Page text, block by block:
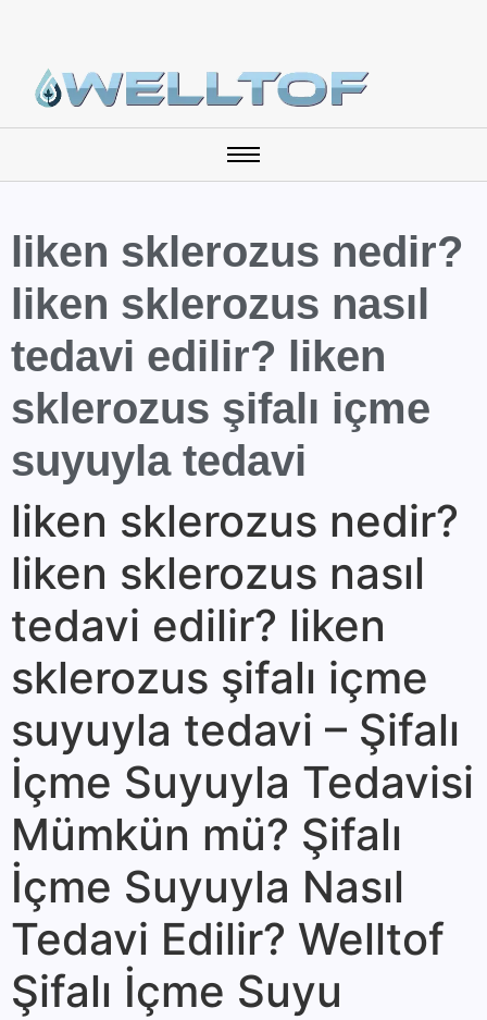
liken sklerozus nedir?
liken sklerozus nasıl
tedavi edilir? liken
sklerozus şifalı içme
suyuyla tedavi
liken sklerozus nedir?
liken sklerozus nasıl
tedavi edilir? liken
sklerozus şifalı içme
suyuyla tedavi – Şifalı
İçme Suyuyla Tedavisi
Mümkün mü? Şifalı
İçme Suyuyla Nasıl
Tedavi Edilir? Welltof
Şifalı İçme Suyu